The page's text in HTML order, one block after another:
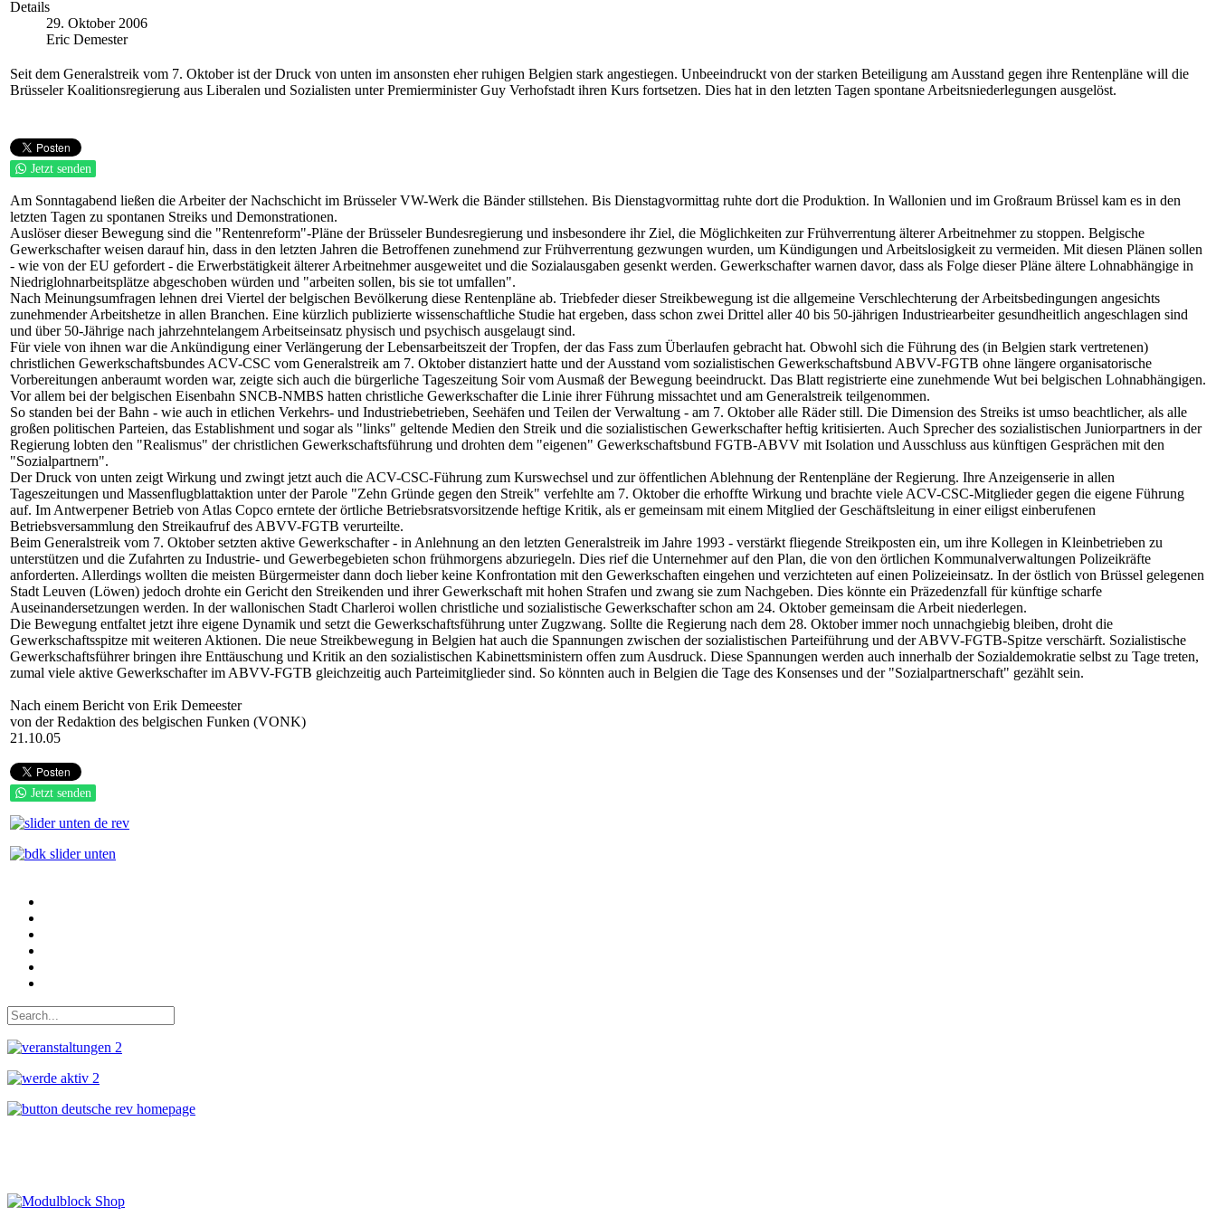
Details
29. Oktober 2006
Eric Demester
Seit dem Generalstreik vom 7. Oktober ist der Druck von unten im ansonsten eher ruhigen Belgien stark angestiegen. Unbeeindruckt von der starken Beteiligung am Ausstand gegen ihre Rentenpläne will die
Brüsseler Koalitionsregierung aus Liberalen und Sozialisten unter Premierminister Guy Verhofstadt ihren Kurs fortsetzen. Dies hat in den letzten Tagen spontane Arbeitsniederlegungen ausgelöst.
Jetzt senden
Am Sonntagabend ließen die Arbeiter der Nachschicht im Brüsseler VW-Werk die Bänder stillstehen. Bis Dienstagvormittag ruhte dort die Produktion. In Wallonien und im Großraum Brüssel kam es in den
letzten Tagen zu spontanen Streiks und Demonstrationen.
Auslöser dieser Bewegung sind die "Rentenreform"-Pläne der Brüsseler Bundesregierung und insbesondere ihr Ziel, die Möglichkeiten zur Frühverrentung älterer Arbeitnehmer zu stoppen. Belgische
Gewerkschafter weisen darauf hin, dass in den letzten Jahren die Betroffenen zunehmend zur Frühverrentung gezwungen wurden, um Kündigungen und Arbeitslosigkeit zu vermeiden. Mit diesen Plänen sollen
- wie von der EU gefordert - die Erwerbstätigkeit älterer Arbeitnehmer ausgeweitet und die Sozialausgaben gesenkt werden. Gewerkschafter warnen davor, dass als Folge dieser Pläne ältere Lohnabhängige in
Niedriglohnarbeitsplätze abgeschoben würden und "arbeiten sollen, bis sie tot umfallen".
Nach Meinungsumfragen lehnen drei Viertel der belgischen Bevölkerung diese Rentenpläne ab. Triebfeder dieser Streikbewegung ist die allgemeine Verschlechterung der Arbeitsbedingungen angesichts
zunehmender Arbeitshetze in allen Branchen. Eine kürzlich publizierte wissenschaftliche Studie hat ergeben, dass schon zwei Drittel aller 40 bis 50-jährigen Industriearbeiter gesundheitlich angeschlagen sind
und über 50-Jährige nach jahrzehntelangem Arbeitseinsatz physisch und psychisch ausgelaugt sind.
Für viele von ihnen war die Ankündigung einer Verlängerung der Lebensarbeitszeit der Tropfen, der das Fass zum Überlaufen gebracht hat. Obwohl sich die Führung des (in Belgien stark vertretenen)
christlichen Gewerkschaftsbundes ACV-CSC vom Generalstreik am 7. Oktober distanziert hatte und der Ausstand vom sozialistischen Gewerkschaftsbund ABVV-FGTB ohne längere organisatorische
Vorbereitungen anberaumt worden war, zeigte sich auch die bürgerliche Tageszeitung Soir vom Ausmaß der Bewegung beeindruckt. Das Blatt registrierte eine zunehmende Wut bei belgischen Lohnabhängigen.
Vor allem bei der belgischen Eisenbahn SNCB-NMBS hatten christliche Gewerkschafter die Linie ihrer Führung missachtet und am Generalstreik teilgenommen.
So standen bei der Bahn - wie auch in etlichen Verkehrs- und Industriebetrieben, Seehäfen und Teilen der Verwaltung - am 7. Oktober alle Räder still. Die Dimension des Streiks ist umso beachtlicher, als alle
großen politischen Parteien, das Establishment und sogar als "links" geltende Medien den Streik und die sozialistischen Gewerkschafter heftig kritisierten. Auch Sprecher des sozialistischen Juniorpartners in der
Regierung lobten den "Realismus" der christlichen Gewerkschaftsführung und drohten dem "eigenen" Gewerkschaftsbund FGTB-ABVV mit Isolation und Ausschluss aus künftigen Gesprächen mit den
"Sozialpartnern".
Der Druck von unten zeigt Wirkung und zwingt jetzt auch die ACV-CSC-Führung zum Kurswechsel und zur öffentlichen Ablehnung der Rentenpläne der Regierung. Ihre Anzeigenserie in allen
Tageszeitungen und Massenflugblattaktion unter der Parole "Zehn Gründe gegen den Streik" verfehlte am 7. Oktober die erhoffte Wirkung und brachte viele ACV-CSC-Mitglieder gegen die eigene Führung
auf. Im Antwerpener Betrieb von Atlas Copco erntete der örtliche Betriebsratsvorsitzende heftige Kritik, als er gemeinsam mit einem Mitglied der Geschäftsleitung in einer eiligst einberufenen
Betriebsversammlung den Streikaufruf des ABVV-FGTB verurteilte.
Beim Generalstreik vom 7. Oktober setzten aktive Gewerkschafter - in Anlehnung an den letzten Generalstreik im Jahre 1993 - verstärkt fliegende Streikposten ein, um ihre Kollegen in Kleinbetrieben zu
unterstützen und die Zufahrten zu Industrie- und Gewerbegebieten schon frühmorgens abzuriegeln. Dies rief die Unternehmer auf den Plan, die von den örtlichen Kommunalverwaltungen Polizeikräfte
anforderten. Allerdings wollten die meisten Bürgermeister dann doch lieber keine Konfrontation mit den Gewerkschaften eingehen und verzichteten auf einen Polizeieinsatz. In der östlich von Brüssel gelegenen
Stadt Leuven (Löwen) jedoch drohte ein Gericht den Streikenden und ihrer Gewerkschaft mit hohen Strafen und zwang sie zum Nachgeben. Dies könnte ein Präzedenzfall für künftige scharfe
Auseinandersetzungen werden. In der wallonischen Stadt Charleroi wollen christliche und sozialistische Gewerkschafter schon am 24. Oktober gemeinsam die Arbeit niederlegen.
Die Bewegung entfaltet jetzt ihre eigene Dynamik und setzt die Gewerkschaftsführung unter Zugzwang. Sollte die Regierung nach dem 28. Oktober immer noch unnachgiebig bleiben, droht die
Gewerkschaftsspitze mit weiteren Aktionen. Die neue Streikbewegung in Belgien hat auch die Spannungen zwischen der sozialistischen Parteiführung und der ABVV-FGTB-Spitze verschärft. Sozialistische
Gewerkschaftsführer bringen ihre Enttäuschung und Kritik an den sozialistischen Kabinettsministern offen zum Ausdruck. Diese Spannungen werden auch innerhalb der Sozialdemokratie selbst zu Tage treten,
zumal viele aktive Gewerkschafter im ABVV-FGTB gleichzeitig auch Parteimitglieder sind. So könnten auch in Belgien die Tage des Konsenses und der "Sozialpartnerschaft" gezählt sein.
Nach einem Bericht von Erik Demeester
von der Redaktion des belgischen Funken (VONK)
21.10.05
Jetzt senden